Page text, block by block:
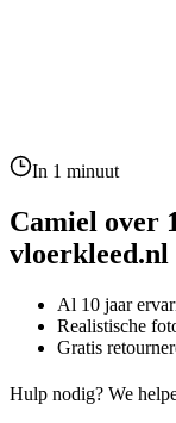
In 1 minuut
Camiel over
vloerkleed.nl
Al 10 jaar
Realistische
Gratis
Hulp nodig? We